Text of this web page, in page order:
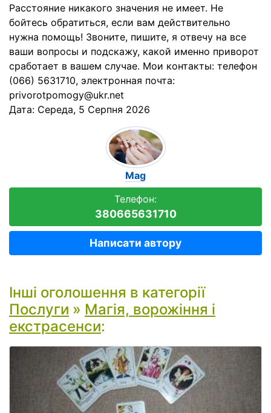
Расстояние никакого значения не имеет. Не
бойтесь обратиться, если вам действительно
нужна помощь! Звоните, пишите, я отвечу на все
ваши вопросы и подскажу, какой именно приворот
сработает в вашем случае. Мои контакты: телефон
(066) 5631710, электронная почта:
privorotpomogy@ukr.net
Дата: Середа, 5 Серпня 2026
Mag
Телефон:
380665631710
Написати автору
Інші оголошення в категорії
Послуги » Магія, ворожіння і
екстрасенси: